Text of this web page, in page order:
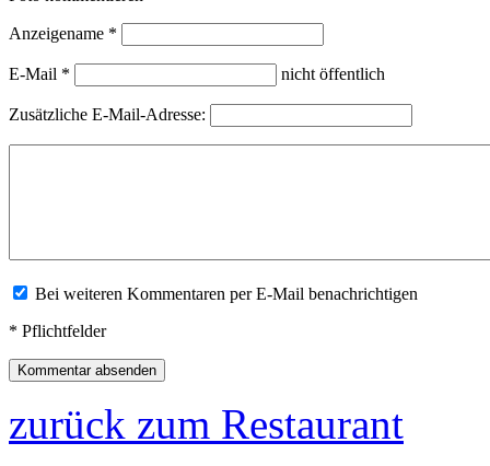
Anzeigename *
E-Mail * nicht öffentlich
Zusätzliche E-Mail-Adresse:
Bei weiteren Kommentaren per E-Mail benachrichtigen
* Pflichtfelder
zurück zum Restaurant